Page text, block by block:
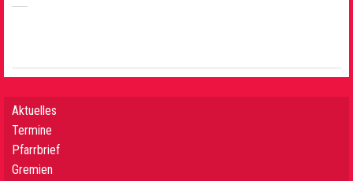
Aktuelles
Termine
Pfarrbrief
Gremien